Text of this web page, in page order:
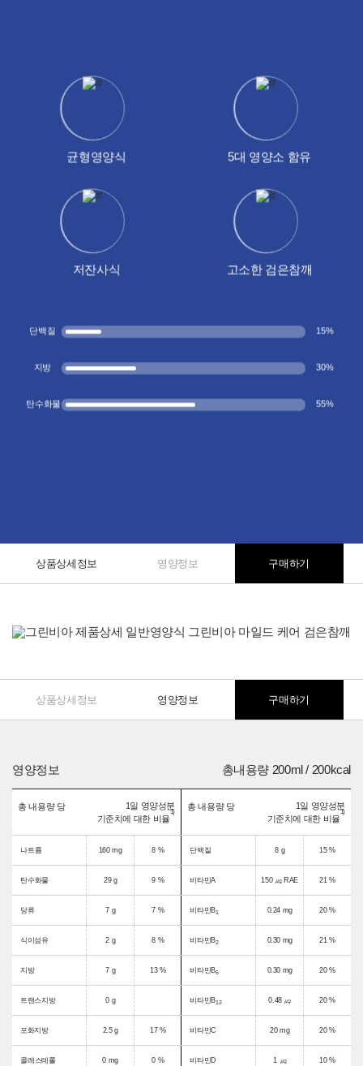
균형영양식 5대 영양소 함유
저잔사식 고소한 검은참깨
단백질 15%
지방 30%
탄수화물 55%
상품상세정보 영양정보 구매하기
상품상세정보 영양정보 구매하기
영양정보 총내용량 200ml / 200kcal
총 내용량 당
1일 영양성분
기준치에 대한 비율
1)
나트륨 160 mg 8 %
탄수화물 29 g 9 %
당류 7 g 7 %
식이섬유 2 g 8 %
지방 7 g 13 %
트랜스지방 0 g
포화지방 2.5 g 17 %
콜레스테롤 0 mg 0 %
총 내용량 당
1일 영양성분
기준치에 대한 비율
1)
단백질 8 g 15 %
비타민A 150 ㎍ RAE 21 %
비타민B1 0.24 mg 20 %
비타민B2 0.30 mg 21 %
비타민B6 0.30 mg 20 %
비타민B12 0.48 ㎍ 20 %
비타민C 20 mg 20 %
비타민D 1 ㎍ 10 %